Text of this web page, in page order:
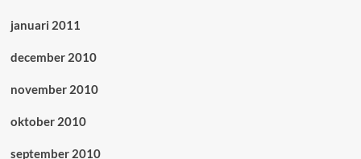
januari 2011
december 2010
november 2010
oktober 2010
september 2010